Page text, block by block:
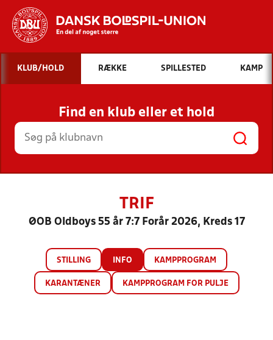
Hvad vil du søge efter?
INDHOLD OG NYHEDER
STILLINGER, RESULTATER, KLUBBER OG
HOLD
KLUB/HOLD RÆKKE SPILLESTED KAMP
Find en klub eller et hold
TRIF
ØOB Oldboys 55 år 7:7 Forår 2026, Kreds 17
STILLING INFO KAMPPROGRAM
KARANTÆNER KAMPPROGRAM FOR PULJE